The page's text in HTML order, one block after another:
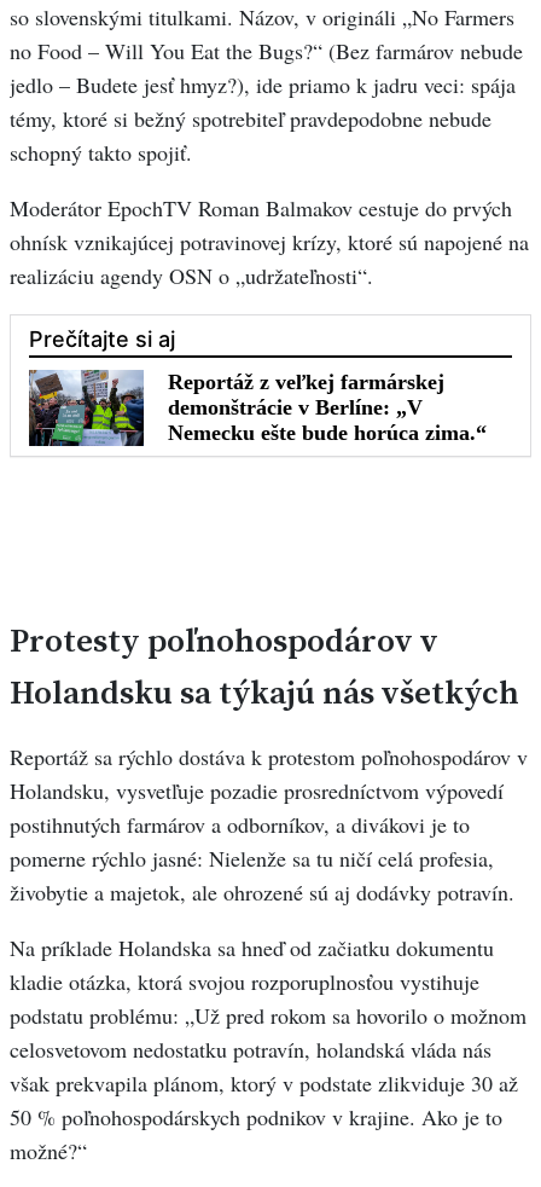
so slovenskými titulkami. Názov, v origináli „No Farmers
no Food – Will You Eat the Bugs?“ (Bez farmárov nebude
jedlo – Budete jesť hmyz?), ide priamo k jadru veci: spája
témy, ktoré si bežný spotrebiteľ pravdepodobne nebude
schopný takto spojiť.
Moderátor EpochTV Roman Balmakov cestuje do prvých
ohnísk vznikajúcej potravinovej krízy, ktoré sú napojené na
realizáciu agendy OSN o „udržateľnosti“.
Protesty poľnohospodárov v
Holandsku sa týkajú nás všetkých
Reportáž sa rýchlo dostáva k protestom poľnohospodárov v
Holandsku, vysvetľuje pozadie prosredníctvom výpovedí
postihnutých farmárov a odborníkov, a divákovi je to
pomerne rýchlo jasné: Nielenže sa tu ničí celá profesia,
živobytie a majetok, ale ohrozené sú aj dodávky potravín.
Na príklade Holandska sa hneď od začiatku dokumentu
kladie otázka, ktorá svojou rozporuplnosťou vystihuje
podstatu problému: „Už pred rokom sa hovorilo o možnom
celosvetovom nedostatku potravín, holandská vláda nás
však prekvapila plánom, ktorý v podstate zlikviduje 30 až
50 % poľnohospodárskych podnikov v krajine. Ako je to
možné?“